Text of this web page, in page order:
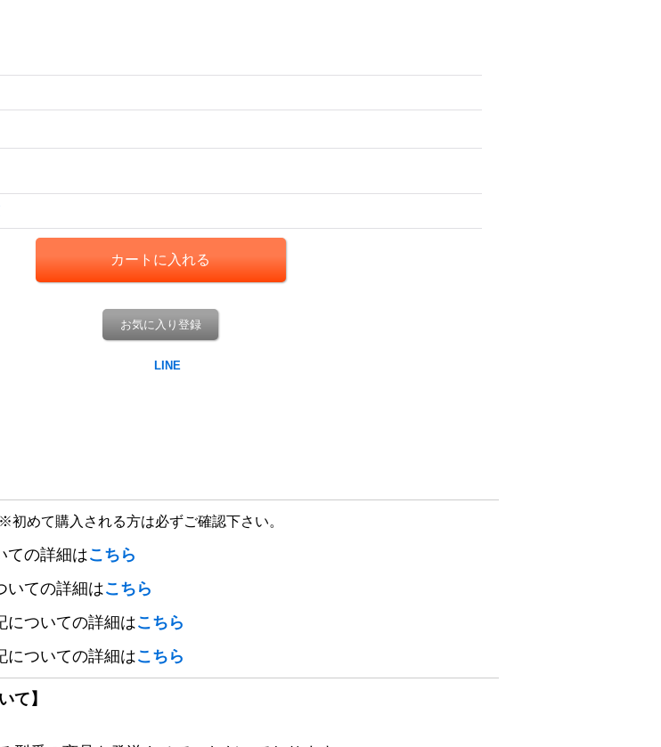
お気に入り登録
※初めて購入される方は必ずご確認下さい。
ての詳細はこちら
いての詳細はこちら
についての詳細はこちら
についての詳細はこちら
て】